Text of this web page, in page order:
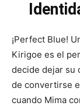
¡Perfect Blue!
Kirigoe es el
decide dejar su
de convertirse
cuando Mima